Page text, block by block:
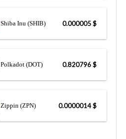
Shiba Inu (SHIB) $ 0.000005
Polkadot (DOT) $ 0.820796
Zippin (ZPN) $ 0.0000014